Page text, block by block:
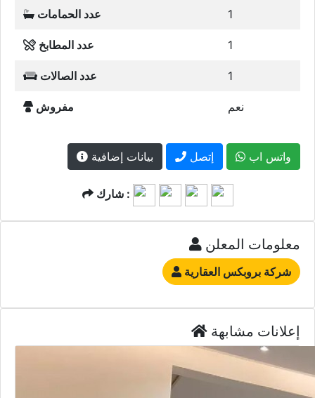
عدد الحمامات 1
عدد المطابخ 1
عدد الصالات 1
مفروش نعم
بيانات إضافية إتصل واتس اب
شارك :
معلومات المعلن
شركة بروبكس العقارية
إعلانات مشابهة